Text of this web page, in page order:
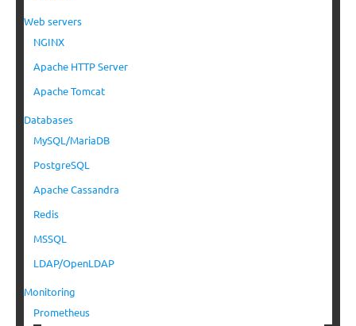
Web servers
NGINX
Apache HTTP Server
Apache Tomcat
Databases
MySQL/MariaDB
PostgreSQL
Apache Cassandra
Redis
MSSQL
LDAP/OpenLDAP
Monitoring
Prometheus